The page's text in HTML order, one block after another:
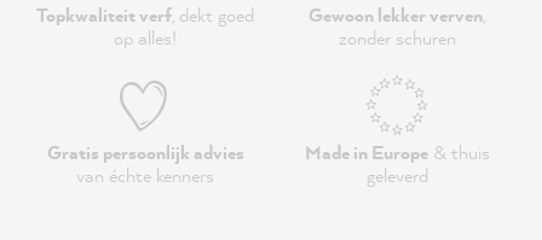
Topkwaliteit verf, dekt goed
op alles!
Gewoon lekker verven,
zonder schuren
Gratis persoonlijk advies
van échte kenners
Made in Europe& thuis
geleverd